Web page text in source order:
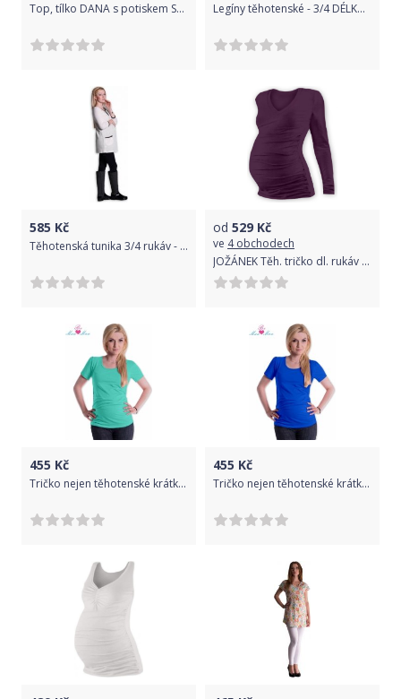
Top, tílko DANA s potiskem SRDÍČEK - šedé, Velikosti těh. moda L/XL Legíny těhotenské - 3/4 DÉLKA černé velikost XL/XXL
585 Kč
Těhotenská tunika 3/4 rukáv - SLZIČKA smetanová velikost S/M
od 529 Kč
ve 4 obchodech
JOŽÁNEK Těh. tričko dl. rukáv s výstřihem do V - švestka
455 Kč
Tričko nejen těhotenské krátký rukáv - JOLY mátové i s potiskem na přání - Be MaaMaa velikost L/XL, potisk potisk ručičky černé
455 Kč
Tričko nejen těhotenské krátký rukáv - JOLY modré i s potiskem na přání - Be MaaMaa velikost S/M, potisk potisk ručičky černé